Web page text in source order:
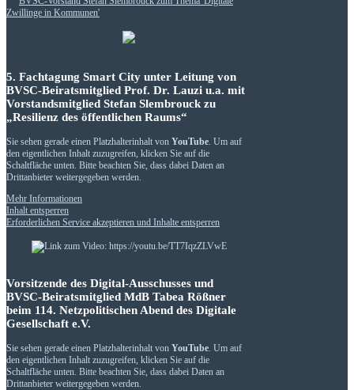
5. Fachtagung Smart City unter Leitung von
BVSC-Beiratsmitglied Prof. Dr. Lauzi u.a. mit
Vorstandsmitglied Stefan Slembrouck zu
„Resilienz des öffentlichen Raums“
Sie sehen gerade einen Platzhalterinhalt von YouTube . Um auf
den eigentlichen Inhalt zuzugreifen, klicken Sie auf die
Schaltfläche unten. Bitte beachten Sie, dass dabei Daten an
Drittanbieter weitergegeben werden.
Mehr Informationen
Inhalt entsperren
Erforderlichen Service akzeptieren und Inhalte entsperren
Vorsitzende des Digital-Ausschusses und
BVSC-Beiratsmitglied MdB Tabea Rößner
beim 114. Netzpolitischen Abend des Digitale
Gesellschaft e.V.
Sie sehen gerade einen Platzhalterinhalt von YouTube . Um auf
den eigentlichen Inhalt zuzugreifen, klicken Sie auf die
Schaltfläche unten. Bitte beachten Sie, dass dabei Daten an
Drittanbieter weitergegeben werden.